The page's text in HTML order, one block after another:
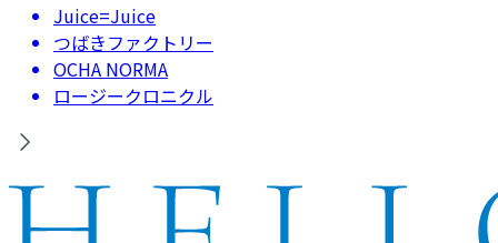
Juice=Juice
つばきファクトリー
OCHA NORMA
ロージークロニクル